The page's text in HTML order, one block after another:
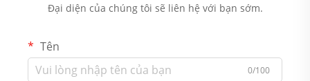
Đại diện của chúng tôi sẽ liên hệ với bạn sớm.
Tên
0/100